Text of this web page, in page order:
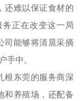
还难以保证食材的
正在改变这一局
司能够将清晨采摘
手中。
根东莞的服务商深
和养殖场，还配备